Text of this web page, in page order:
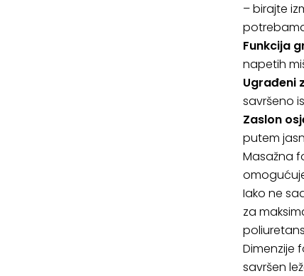
– birajte
Funkcija
napetih
Ugrađeni
savršeno
Zaslon
putem
Masažna
Iako ne
za
Dimenzije
savršen